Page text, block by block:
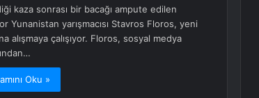
kaza sonrası bir bacağı ampute edilen
Yunanistan yarışmacısı Stavros Floros, yeni
alışmaya çalışıyor. Floros, sosyal medya
Oku »